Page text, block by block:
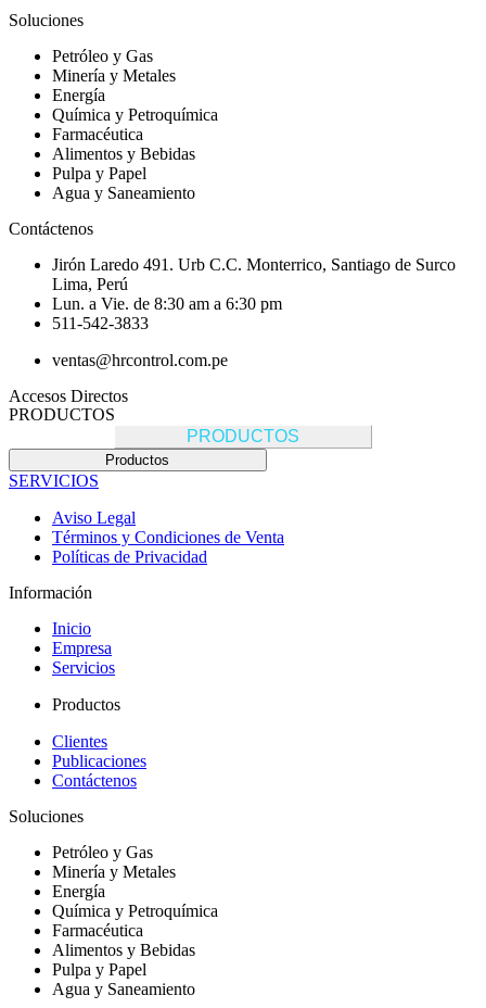
Soluciones
Petróleo y Gas
Minería y Metales
Energía
Química y Petroquímica
Farmacéutica
Alimentos y Bebidas
Pulpa y Papel
Agua y Saneamiento
Contáctenos
Jirón Laredo 491. Urb C.C. Monterrico, Santiago de Surco
Lima, Perú
Lun. a Vie. de 8:30 am a 6:30 pm
511-542-3833
ventas@hrcontrol.com.pe
Accesos Directos
PRODUCTOS
PRODUCTOS
Productos
SERVICIOS
Aviso Legal
Términos y Condiciones de Venta
Políticas de Privacidad
Información
Inicio
Empresa
Servicios
Productos
Clientes
Publicaciones
Contáctenos
Soluciones
Petróleo y Gas
Minería y Metales
Energía
Química y Petroquímica
Farmacéutica
Alimentos y Bebidas
Pulpa y Papel
Agua y Saneamiento